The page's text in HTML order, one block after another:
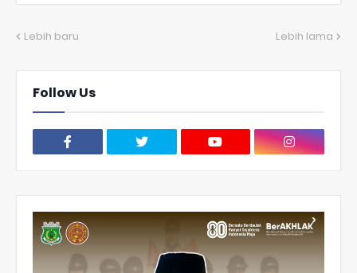
Lebih baru Lebih lama
Follow Us